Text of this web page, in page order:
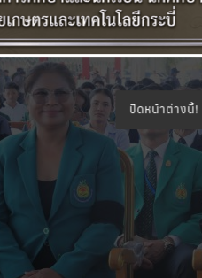
ปิดหน้าต่างนี้!